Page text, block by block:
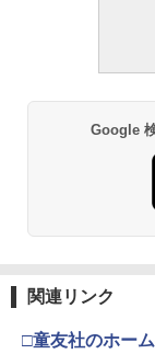
Google
関連リンク
□童友社のホー